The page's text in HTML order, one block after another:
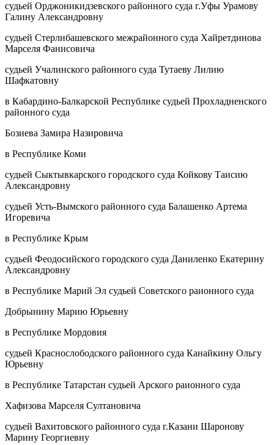
судьей Орджоникидзевского районного суда г.Уфы Урамову
Галину Александровну
судьей Стерлибашевского межрайонного суда Хайретдинова
Марселя Фанисовича
судьей Учалинского районного суда Тутаеву Лилию
Шафкатовну
в Кабардино-Балкарской Республике судьей Прохладненского
районного суда
Бозиева Замира Назировича
в Республике Коми
судьей Сыктывкарского городского суда Койкову Таисию
Александровну
судьей Усть-Вымского районного суда Балашенко Артема
Игоревича
в Республике Крым
судьей Феодосийского городского суда Даниленко Екатерину
Александровну
в Республике Марий Эл судьей Советского раионного суда
Добрынину Марию Юрьевну
в Республике Мордовия
судьей Краснослободского районного суда Канайкину Ольгу
Юрьевну
в Республике Татарстан судьей Арского раионного суда
Хафизова Марселя Султановича
судьей Вахитовского районного суда г.Казани Шаронову
Марину Георгиевну